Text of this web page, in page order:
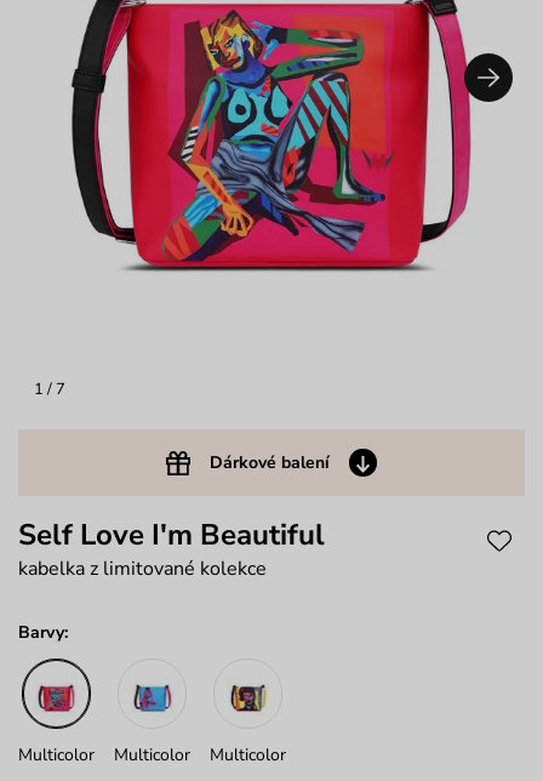
1 / 7
Dárkové balení
Self Love I'm Beautiful
kabelka z limitované kolekce
Barvy:
Multicolor Multicolor Multicolor